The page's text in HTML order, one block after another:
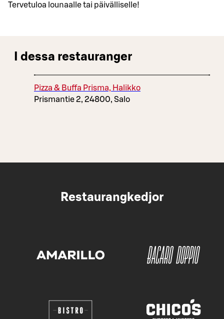
Tervetuloa lounaalle tai päivälliselle!
I dessa restauranger
Pizza & Buffa Prisma, Halikko
Prismantie 2, 24800, Salo
Restaurangkedjor